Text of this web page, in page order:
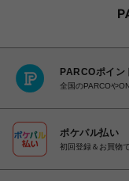
PARCOポイン
全国のPARCOや
ポケパル払い
初回登録＆お買物